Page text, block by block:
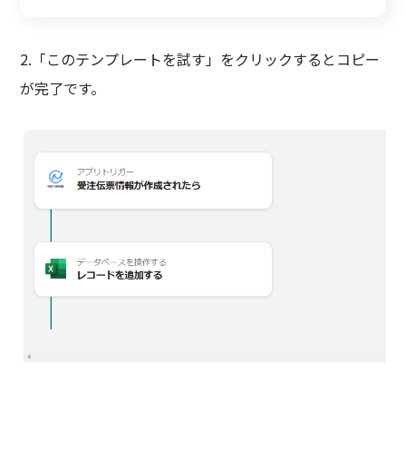
2.「このテンプレートを試す」をクリックするとコピー
が完了です。